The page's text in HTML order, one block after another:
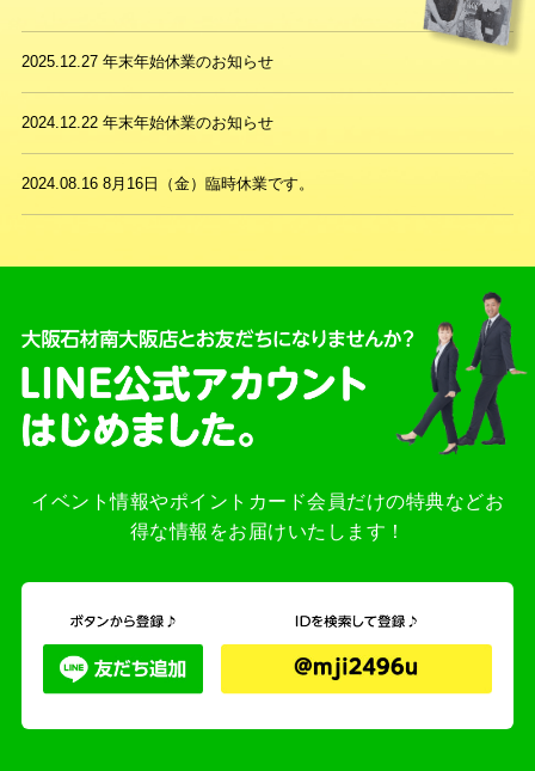
2025.12.27 年末年始休業のお知らせ
2024.12.22 年末年始休業のお知らせ
2024.08.16 8月16日（金）臨時休業です。
イベント情報やポイントカード会員だけの特典などお
得な情報をお届けいたします！